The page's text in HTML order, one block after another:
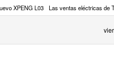
XPENG L03 Las ventas eléctricas de